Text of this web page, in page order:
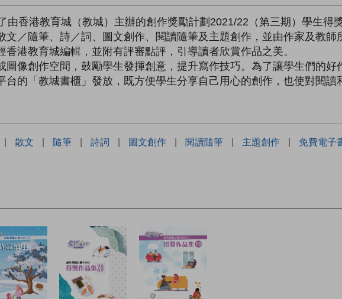
由香港教育城（教城）主辦的創作獎勵計劃2021/22（第三期）學生得
文／隨筆、詩／詞、圖文創作、閱讀隨筆及主題創作，並由作家及教師
港教育城編輯，並附有評審點評，引導讀者欣賞作品之美。
圖像創作空間，鼓勵學生發揮創意，提升寫作技巧。為了讓學生們的好
台的「教城書櫃」發放，既方便學生分享自己用心的創作，也使對閱讀
| 散文 | 隨筆 | 詩詞 | 圖文創作 | 閱讀隨筆 | 主題創作 | 免費電子